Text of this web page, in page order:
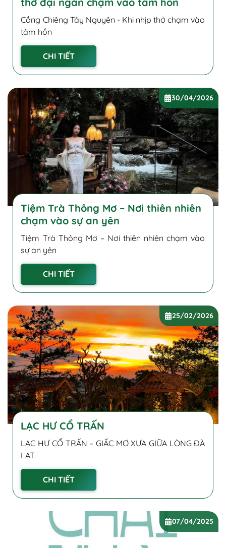
Cồng Chiêng Tây Nguyên - Khi nhịp thở chạm vào
tâm hồn
CHI TIẾT
30/04/2026
Tiệm Trà Thông Mơ – Nơi thiên nhiên
chạm vào sự an yên
Tiệm Trà Thông Mơ – Nơi thiên nhiên chạm vào
sự an yên
CHI TIẾT
25/02/2026
LẠC HƯ CỔ TRẤN
LẠC HƯ CỔ TRẤN – GIẤC MƠ XƯA GIỮA LÒNG ĐÀ
LẠT
CHI TIẾT
07/04/2025